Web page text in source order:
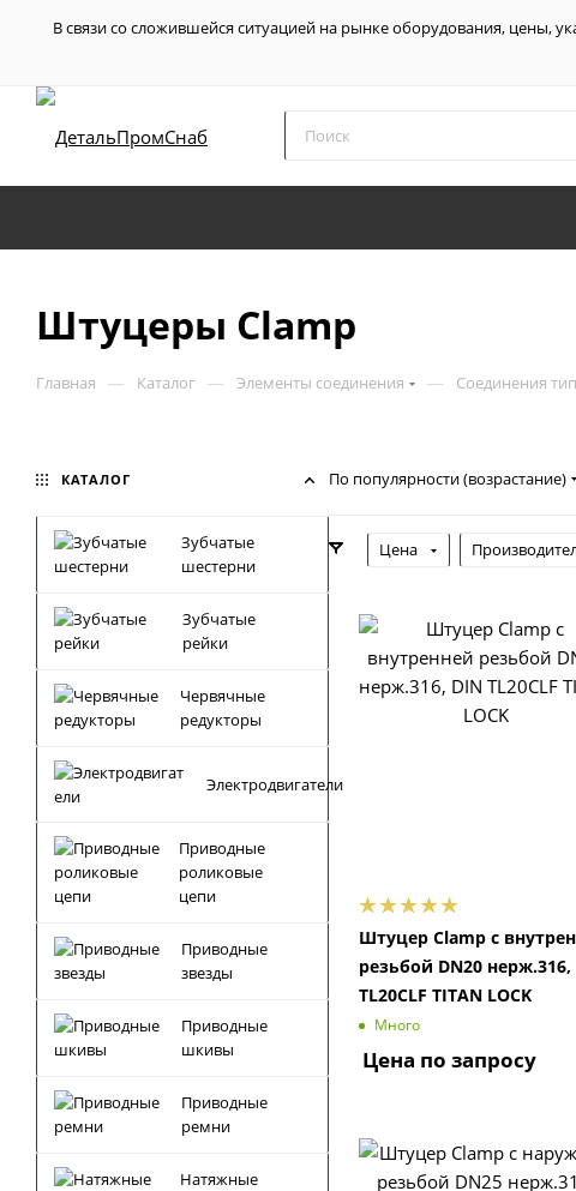
В связи со сложившейся ситуацией на рынке оборудования, цены,
Штуцеры Clamp
Главная — Каталог — Элементы соединения — Соединения
По популярности (возрастание)
Цена
Штуцер Clamp с
резьбой DN20 нерж.316,
TL20CLF TITAN LOCK
Много
Цена по запросу
КАТАЛОГ
Зубчатые
шестерни
Зубчатые
рейки
Червячные
редукторы
Электродвигатели
Приводные
роликовые
цепи
Приводные
звезды
Приводные
шкивы
Приводные
ремни
Натяжные